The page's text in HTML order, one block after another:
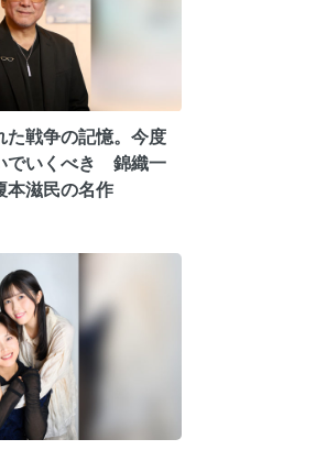
戦争の記憶。今度
でいくべき 錦織一
本滋民の名作